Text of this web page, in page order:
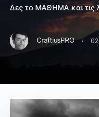
Δες το ΜΑΘΗΜΑ και τις
CraftiusPRO ·